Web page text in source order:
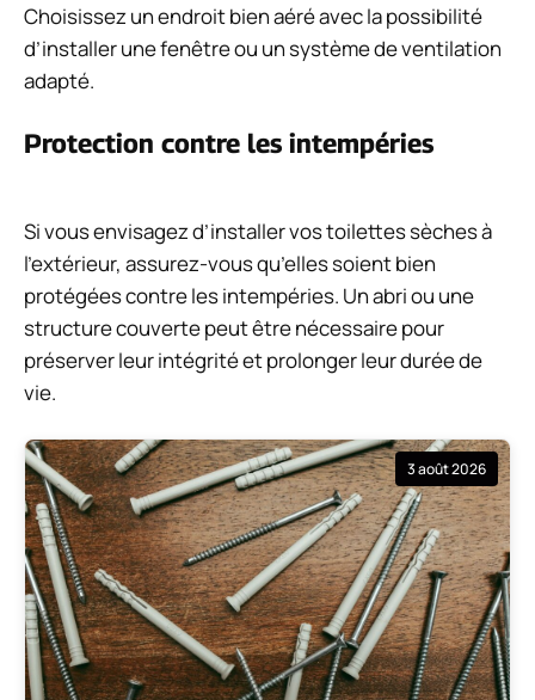
Choisissez un endroit bien aéré avec la possibilité
d’installer une fenêtre ou un système de ventilation
adapté.
Protection contre les intempéries
Si vous envisagez d’installer vos toilettes sèches à
l’extérieur, assurez-vous qu’elles soient bien
protégées contre les intempéries. Un abri ou une
structure couverte peut être nécessaire pour
préserver leur intégrité et prolonger leur durée de
vie.
3 août 2026